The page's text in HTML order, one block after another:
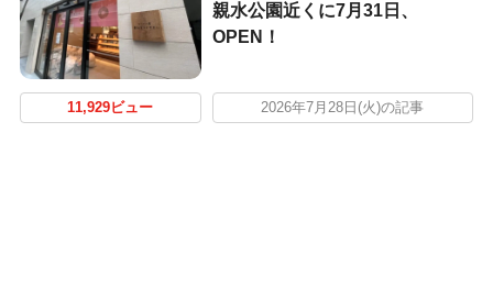
親水公園近くに7月31日、
OPEN！
11,929ビュー 2026年7月28日(火)の記事